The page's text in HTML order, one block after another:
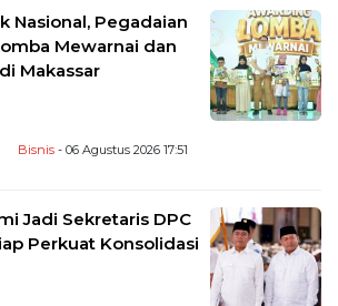
Nasional, Pegadaian
Mewarnai dan
Makassar
Bisnis - 06 Agustus 2026 17:51
Jadi Sekretaris DPC
Perkuat Konsolidasi